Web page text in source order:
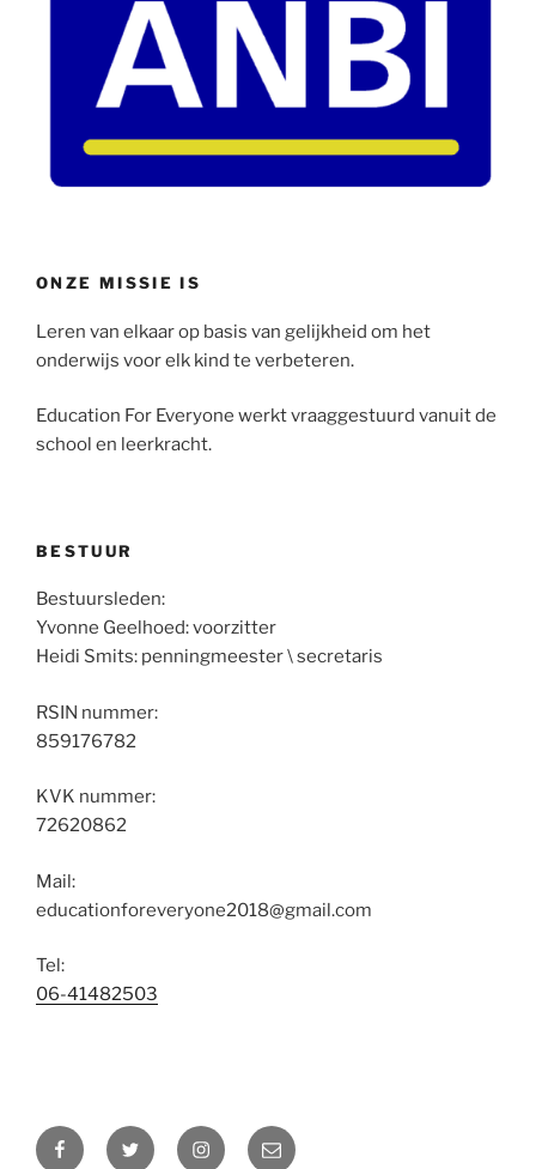
ONZE MISSIE IS
Leren van elkaar op basis van gelijkheid om het
onderwijs voor elk kind te verbeteren.
Education For Everyone werkt vraaggestuurd vanuit de
school en leerkracht.
BESTUUR
Bestuursleden:
Yvonne Geelhoed: voorzitter
Heidi Smits: penningmeester \ secretaris
RSIN nummer:
859176782
KVK nummer:
72620862
Mail:
educationforeveryone2018@gmail.com
Tel:
06-41482503
FacebookTwitter Instagram
E-